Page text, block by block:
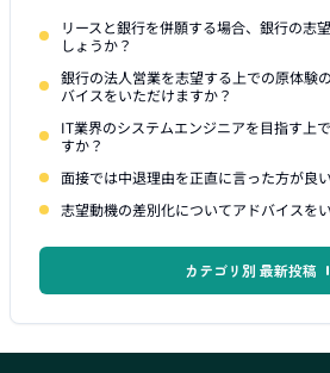
リースと銀行を併願する場合、銀行の志
しょうか？
銀行の法人営業を志望する上での原体験
バイスをいただけますか？
IT業界のシステムエンジニアを目指す上
すか？
面接では中退理由を正直に言った方が良
志望動機の差別化についてアドバイスを
カテゴリ別 最新投稿